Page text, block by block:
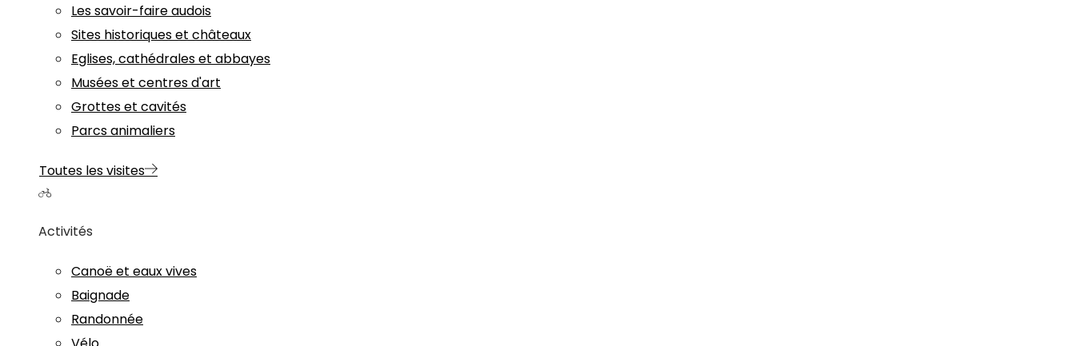
Les savoir-faire audois
Sites historiques et châteaux
Eglises, cathédrales et abbayes
Musées et centres d'art
Grottes et cavités
Parcs animaliers
Toutes les visites
Activités
Canoë et eaux vives
Baignade
Randonnée